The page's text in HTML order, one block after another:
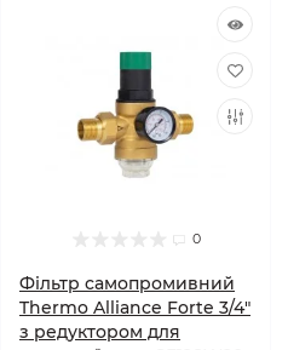
0
Фільтр самопромивний
Thermo Alliance Forte 3/4"
з редуктором для